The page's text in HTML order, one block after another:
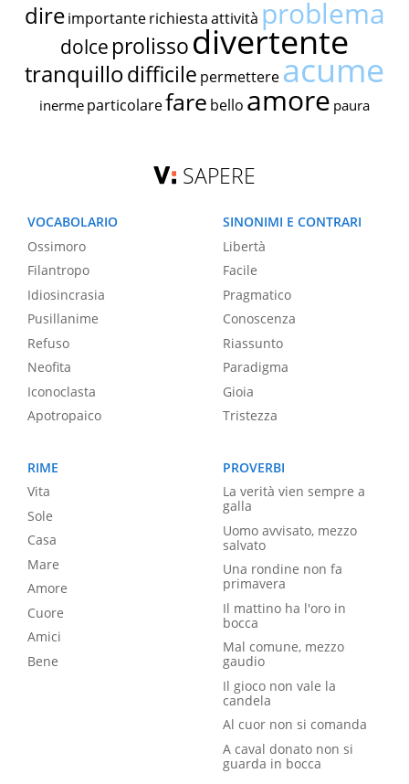
dire importante richiestaattività problema
dolce prolissodivertente
tranquillodifficile permettereacume
inerme particolarefare bello amore paura
SAPERE
VOCABOLARIO
Ossimoro
Filantropo
Idiosincrasia
Pusillanime
Refuso
Neofita
Iconoclasta
Apotropaico
SINONIMI E CONTRARI
Libertà
Facile
Pragmatico
Conoscenza
Riassunto
Paradigma
Gioia
Tristezza
RIME
Vita
Sole
Casa
Mare
Amore
Cuore
Amici
Bene
PROVERBI
La verità vien sempre a
galla
Uomo avvisato, mezzo
salvato
Una rondine non fa
primavera
Il mattino ha l'oro in
bocca
Mal comune, mezzo
gaudio
Il gioco non vale la
candela
Al cuor non si comanda
A caval donato non si
guarda in bocca